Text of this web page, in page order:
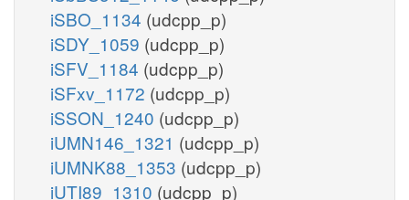
iSBO_1134 (udcpp_p)
iSDY_1059 (udcpp_p)
iSFV_1184 (udcpp_p)
iSFxv_1172 (udcpp_p)
iSSON_1240 (udcpp_p)
iUMN146_1321 (udcpp_p)
iUMNK88_1353 (udcpp_p)
iUTI89_1310 (udcpp_p)